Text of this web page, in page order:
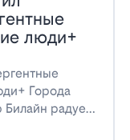
люди+
Города
радует